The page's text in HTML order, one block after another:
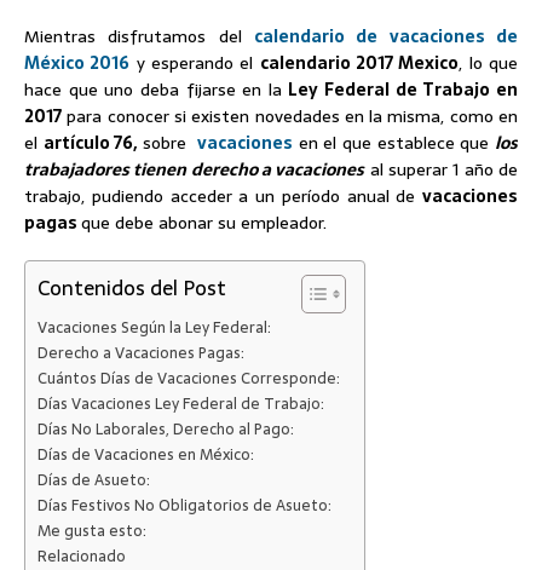
Mientras disfrutamos del calendario de vacaciones de
México 2016 y esperando el calendario 2017 Mexico, lo que
hace que uno deba fijarse en la Ley Federal de Trabajo en
2017para conocer si existen novedades en la misma, como en
el artículo 76, sobrevacaciones en el que establece que los
trabajadores tienen derecho a vacacionesal superar 1 año de
trabajo, pudiendo acceder a un período anual de vacaciones
pagasque debe abonar su empleador.
Contenidos del Post
Vacaciones Según la Ley Federal:
Derecho a Vacaciones Pagas:
Cuántos Días de Vacaciones Corresponde:
Días Vacaciones Ley Federal de Trabajo:
Días No Laborales, Derecho al Pago:
Días de Vacaciones en México:
Días de Asueto:
Días Festivos No Obligatorios de Asueto:
Me gusta esto:
Relacionado